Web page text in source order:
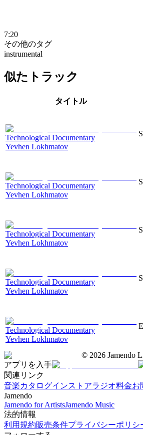
7:20
その他のタグ
instrumental
似たトラック
タイトル
Technological Documentary
Yevhen Lokhmatov
Technological Documentary
Yevhen Lokhmatov
Technological Documentary
Yevhen Lokhmatov
Technological Documentary
Yevhen Lokhmatov
Technological Documentary
Yevhen Lokhmatov
© 2026 Jamendo
アプリを入手
関連リンク
音楽カタログインストアラジオ料金お
Jamendo
Jamendo for ArtistsJamendo Music
法的情報
利用規約販売条件プライバシーポリシ